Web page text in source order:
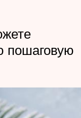
пошаговую